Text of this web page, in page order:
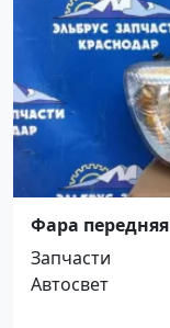
Фара
Запчасти
Автосвет